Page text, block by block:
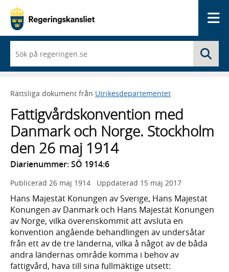
du
börjar
skriva
framträder
lista
med
sökförslag
Rättsliga dokument från Utrikesdepartementet
Fattigvårdskonvention med
Danmark och Norge. Stockholm
den 26 maj 1914
Diarienummer: SÖ 1914:6
Publicerad 26 maj 1914 Uppdaterad 15 maj 2017
Hans Majestät Konungen av Sverige, Hans Majestät
Konungen av Danmark och Hans Majestät Konungen
av Norge, vilka överenskommit att avsluta en
konvention angående behandlingen av undersåtar
från ett av de tre länderna, vilka å något av de båda
andra ländernas område komma i behov av
fattigvård, hava till sina fullmäktige utsett: